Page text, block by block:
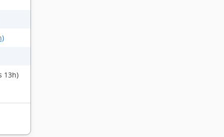
13h)